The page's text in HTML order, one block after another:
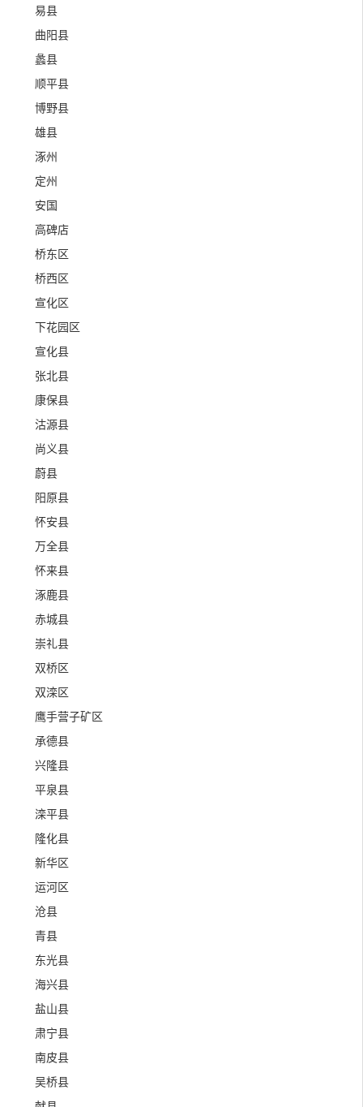
易县
曲阳县
蠡县
顺平县
博野县
雄县
涿州
定州
安国
高碑店
桥东区
桥西区
宣化区
下花园区
宣化县
张北县
康保县
沽源县
尚义县
蔚县
阳原县
怀安县
万全县
怀来县
涿鹿县
赤城县
崇礼县
双桥区
双滦区
鹰手营子矿区
承德县
兴隆县
平泉县
滦平县
隆化县
新华区
运河区
沧县
青县
东光县
海兴县
盐山县
肃宁县
南皮县
吴桥县